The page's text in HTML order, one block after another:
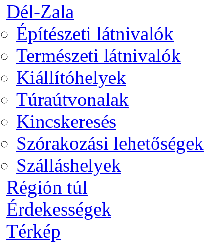
Dél-Zala
Építészeti látnivalók
Természeti látnivalók
Kiállítóhelyek
Túraútvonalak
Kincskeresés
Szórakozási lehetőségek
Szálláshelyek
Régión túl
Érdekességek
Térkép